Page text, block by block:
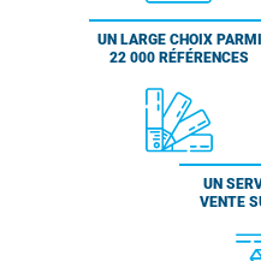
UN LARGE CHOIX PARMI
22 000 RÉFÉRENCES
UN
VENTE